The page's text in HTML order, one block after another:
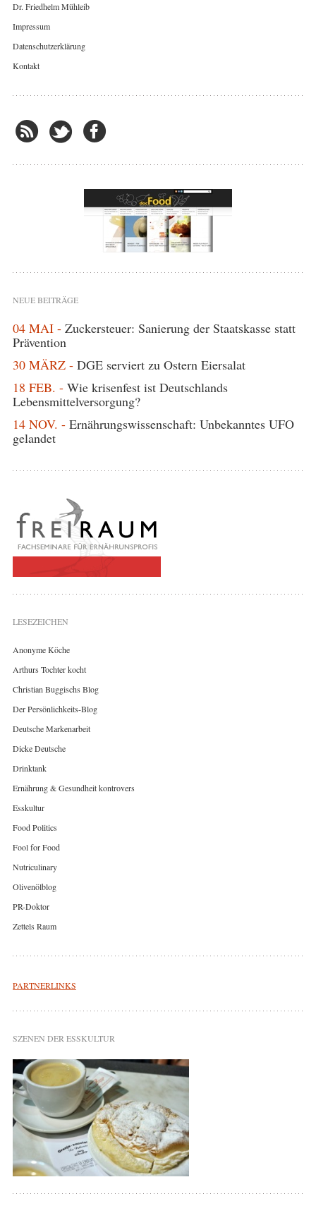
Dr. Friedhelm Mühleib
Impressum
Datenschutzerklärung
Kontakt
NEUE BEITRÄGE
04 MAI - Zuckersteuer: Sanierung der Staatskasse statt
Prävention
30 MÄRZ - DGE serviert zu Ostern Eiersalat
18 FEB. - Wie krisenfest ist Deutschlands
Lebensmittelversorgung?
14 NOV. - Ernährungswissenschaft: Unbekanntes UFO
gelandet
LESEZEICHEN
Anonyme Köche
Arthurs Tochter kocht
Christian Buggischs Blog
Der Persönlichkeits-Blog
Deutsche Markenarbeit
Dicke Deutsche
Drinktank
Ernährung & Gesundheit kontrovers
Esskultur
Food Politics
Fool for Food
Nutriculinary
Olivenölblog
PR-Doktor
Zettels Raum
PARTNERLINKS
SZENEN DER ESSKULTUR